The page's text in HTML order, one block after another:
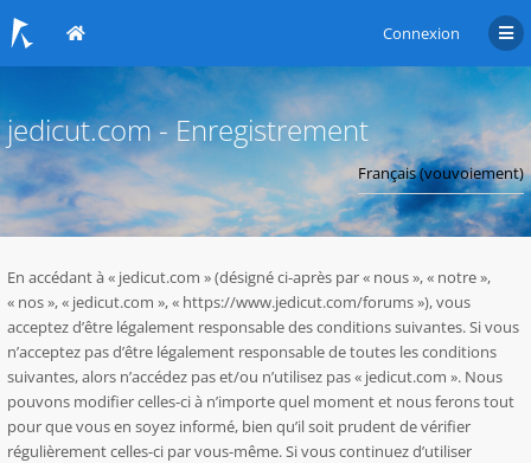
Connexion
jedicut.com - Enregistrement
En accédant à « jedicut.com » (désigné ci-après par « nous », « notre »,
« nos », « jedicut.com », « https://www.jedicut.com/forums »), vous
acceptez d’être légalement responsable des conditions suivantes. Si vous
n’acceptez pas d’être légalement responsable de toutes les conditions
suivantes, alors n’accédez pas et/ou n’utilisez pas « jedicut.com ». Nous
pouvons modifier celles-ci à n’importe quel moment et nous ferons tout
pour que vous en soyez informé, bien qu’il soit prudent de vérifier
régulièrement celles-ci par vous-même. Si vous continuez d’utiliser